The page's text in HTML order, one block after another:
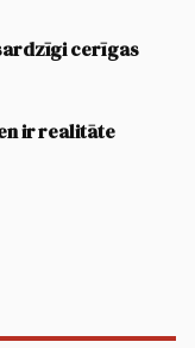
cerīgas
ir realitāte